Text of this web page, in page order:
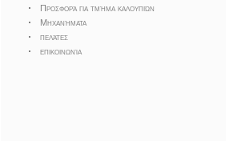
Προσφορά για τμήμα καλουπιών
Μηχανήματα
πελάτες
επικοινωνία